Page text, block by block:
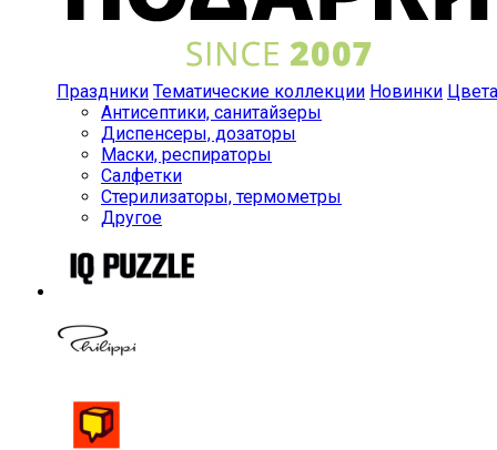
Праздники Тематические коллекции Новинки Цвета
Антисептики, санитайзеры
Диспенсеры, дозаторы
Маски, респираторы
Салфетки
Стерилизаторы, термометры
Другое